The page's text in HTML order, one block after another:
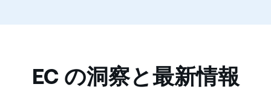
EC の洞察と最新情報